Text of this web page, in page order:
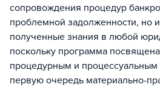
сопровождения процедур
проблемной задолженности, но
полученные знания в любой
поскольку программа
процедурным и процессуальным
первую очередь материально-